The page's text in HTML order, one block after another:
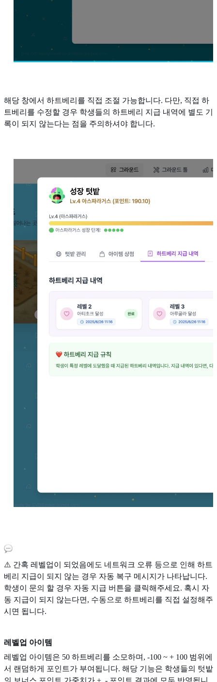
해당 창에서 하트베리를 직접 조절 가능합니다. 다만, 직접 하
트베리를 수정할 경우 학생들의 하트베리 지급 내역에 별도 기
록이 되지 않는다는 점을 주의하셔야 합니다.
⚠️ 간혹 레벨업이 되었음에도 네트워크 오류 등으로 인해 하트
베리 지급이 되지 않는 경우 자동 복구 메시지가 나타납니다.
학생이 문의 할 경우 자동 지급 버튼을 클릭해주세요. 혹시 자
동 지급이 되지 않는다면, 수동으로 하트베리를 직접 설정해주
시면 됩니다.
레벨업 아이템
레벨업 아이템은 50 하트베리를 소모하며, -100 ~ + 100 범위에
서 랜덤하게 포인트가 부여됩니다. 해당 기능은 학생들의 텃밭